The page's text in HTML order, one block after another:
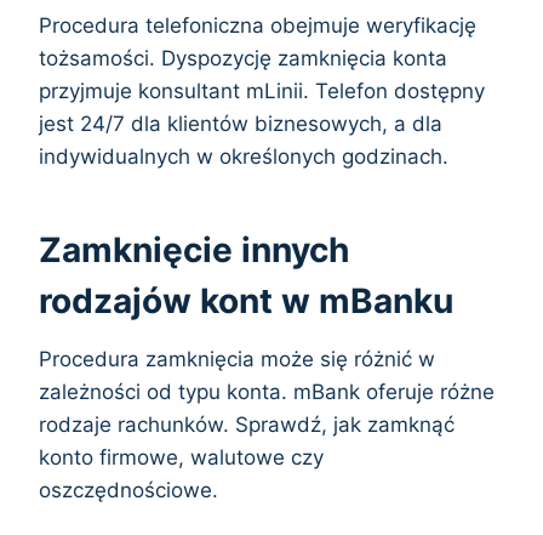
Procedura telefoniczna obejmuje weryfikację
tożsamości. Dyspozycję zamknięcia konta
przyjmuje konsultant mLinii. Telefon dostępny
jest 24/7 dla klientów biznesowych, a dla
indywidualnych w określonych godzinach.
Zamknięcie innych
rodzajów kont w mBanku
Procedura zamknięcia może się różnić w
zależności od typu konta. mBank oferuje różne
rodzaje rachunków. Sprawdź, jak zamknąć
konto firmowe, walutowe czy
oszczędnościowe.